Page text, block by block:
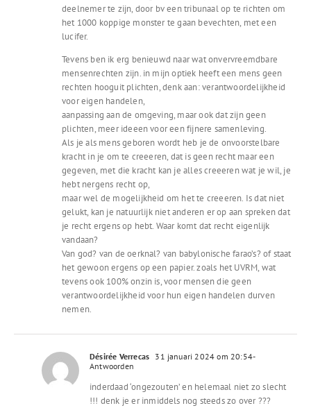
deelnemer te zijn, door bv een tribunaal op te richten om
het 1000 koppige monster te gaan bevechten, met een
lucifer.
Tevens ben ik erg benieuwd naar wat onvervreemdbare
mensenrechten zijn. in mijn optiek heeft een mens geen
rechten hooguit plichten, denk aan: verantwoordelijkheid
voor eigen handelen,
aanpassing aan de omgeving, maar ook dat zijn geen
plichten, meer ideeen voor een fijnere samenleving.
Als je als mens geboren wordt heb je de onvoorstelbare
kracht in je om te creeeren, dat is geen recht maar een
gegeven, met die kracht kan je alles creeeren wat je wil, je
hebt nergens recht op,
maar wel de mogelijkheid om het te creeeren. Is dat niet
gelukt, kan je natuurlijk niet anderen er op aan spreken dat
je recht ergens op hebt. Waar komt dat recht eigenlijk
vandaan?
Van god? van de oerknal? van babylonische farao’s? of staat
het gewoon ergens op een papier. zoals het UVRM, wat
tevens ook 100% onzin is, voor mensen die geen
verantwoordelijkheid voor hun eigen handelen durven
nemen.
Désirée Verrecas 31 januari 2024 om 20:54-
Antwoorden
inderdaad ‘ongezouten’ en helemaal niet zo slecht
!!! denk je er inmiddels nog steeds zo over ???